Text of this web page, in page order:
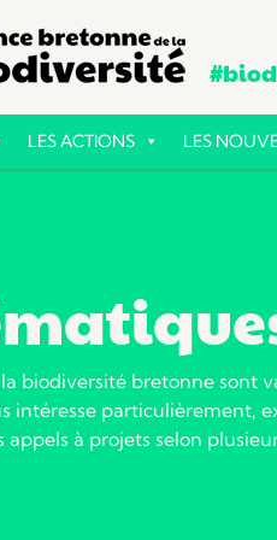
LES ACTIONS LES
biodiversité bretonne sont
intéresse particulièrement,
appels à projets selon